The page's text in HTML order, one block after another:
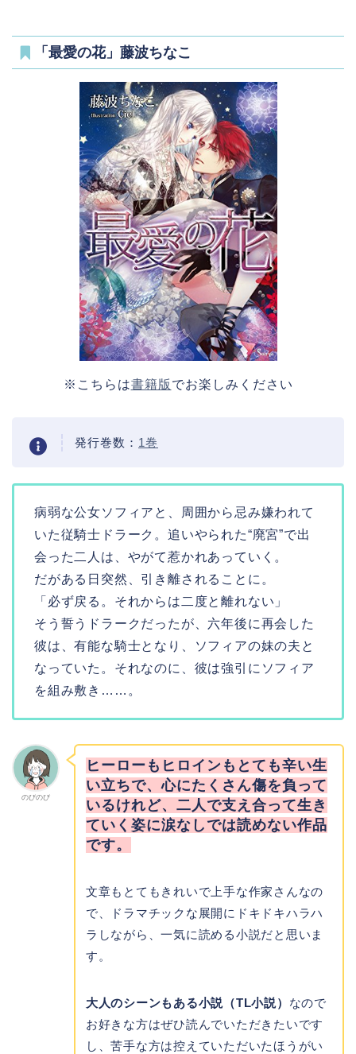
「最愛の花」藤波ちなこ
※こちらは書籍版 でお楽しみください
発行巻数： 1巻
病弱な公女ソフィアと、周囲から忌み嫌われて
いた従騎士ドラーク。追いやられた“廃宮”で出
会った二人は、やがて惹かれあっていく。
だがある日突然、引き離されることに。
「必ず戻る。それからは二度と離れない」
そう誓うドラークだったが、六年後に再会した
彼は、有能な騎士となり、ソフィアの妹の夫と
なっていた。それなのに、彼は強引にソフィア
を組み敷き……。
のびのび
ヒーローもヒロインもとても辛い生
い立ちで、心にたくさん傷を負って
いるけれど、二人で支え合って生き
ていく姿に涙なしでは読めない作品
です。
文章もとてもきれいで上手な作家さんなの
で、ドラマチックな展開にドキドキハラハ
ラしながら、一気に読める小説だと思いま
す。
大人のシーンもある小説（TL小説） なので
お好きな方はぜひ読んでいただきたいです
し、苦手な方は控えていただいたほうがい